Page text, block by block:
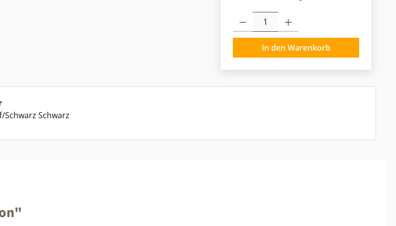
Produkt Anzahl: Gib den gewünschten Wert
In den Warenkorb
auswählen
Schwarz Schwarz